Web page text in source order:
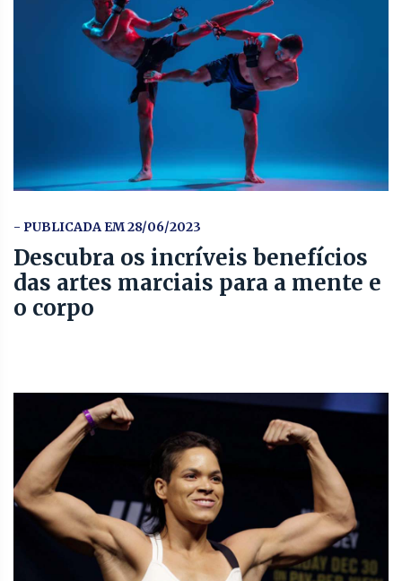
- PUBLICADA EM 28/06/2023
Descubra os incríveis benefícios
das artes marciais para a mente e
o corpo